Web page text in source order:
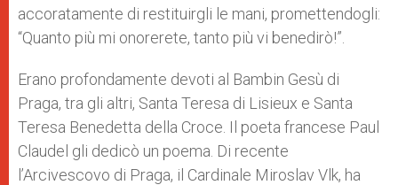
accoratamente di restituirgli le mani, promettendogli:
“Quanto più mi onorerete, tanto più vi benedirò!”.
Erano profondamente devoti al Bambin Gesù di
Praga, tra gli altri, Santa Teresa di Lisieux e Santa
Teresa Benedetta della Croce. Il poeta francese Paul
Claudel gli dedicò un poema. Di recente
l’Arcivescovo di Praga, il Cardinale Miroslav Vlk, ha